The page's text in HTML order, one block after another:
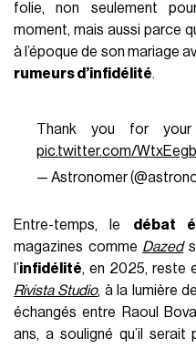
folie, non seulement
moment, mais aussi parce
à l’époque de son mariage
rumeurs d’infidélité.
Thank you for your
pic.twitter.com/
— Astronomer
Entre-temps, le débat
magazines comme Dazed
l’infidélité, en 2025, reste
Rivista Studio, à la lumière
échangés entre Raoul
ans, a souligné qu’il serait